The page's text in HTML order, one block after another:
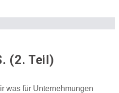
(2. Teil)
was für Unternehmungen